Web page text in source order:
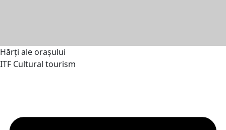
Hărți ale orașului
ITF Cultural tourism